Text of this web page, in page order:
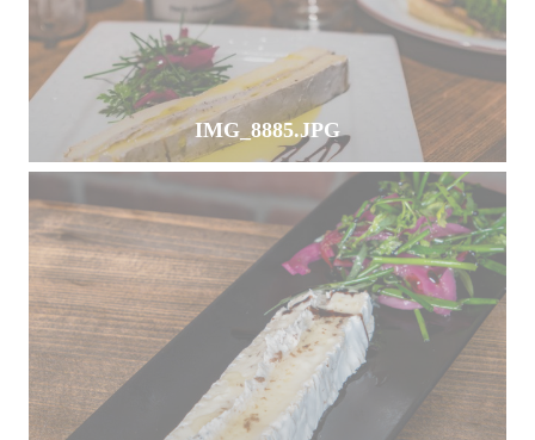
IMG_8885.JPG